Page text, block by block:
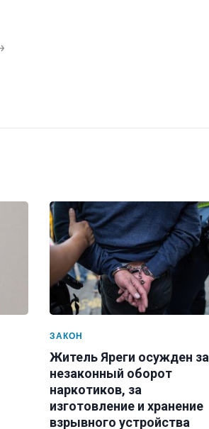
ЗАКОН
Житель Яреги осужден за
незаконный оборот
наркотиков, за
изготовление и хранение
взрывного устройства